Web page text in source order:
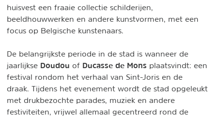
huisvest een fraaie collectie schilderijen,
beeldhouwwerken en andere kunstvormen, met een
focus op Belgische kunstenaars.
De belangrijkste periode in de stad is wanneer de
jaarlijkse Doudou of Ducasse de Mons plaatsvindt: een
festival rondom het verhaal van Sint-Joris en de
draak. Tijdens het evenement wordt de stad opgeleukt
met drukbezochte parades, muziek en andere
festiviteiten, vrijwel allemaal gecentreerd rond de